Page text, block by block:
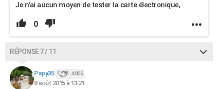
Je n'ai aucun moyen de tester la carte électronique,
0
RÉPONSE 7 / 11
Papy35 4 805
8 août 2015 à 13:21